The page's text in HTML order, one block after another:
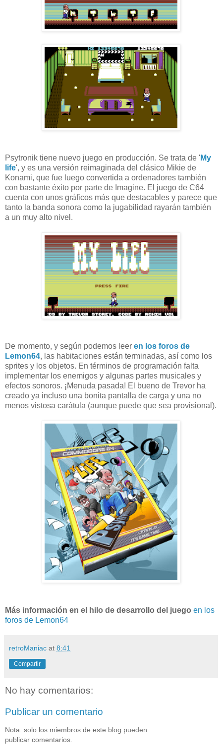
Psytronik tiene nuevo juego en producción. Se trata de 'My
life', y es una versión reimaginada del clásico Mikie de
Konami, que fue luego convertida a ordenadores también
con bastante éxito por parte de Imagine. El juego de C64
cuenta con unos gráficos más que destacables y parece que
tanto la banda sonora como la jugabilidad rayarán también
a un muy alto nivel.
De momento, y según podemos leer en los foros de
Lemon64, las habitaciones están terminadas, así como los
sprites y los objetos. En términos de programación falta
implementar los enemigos y algunas partes musicales y
efectos sonoros. ¡Menuda pasada! El bueno de Trevor ha
creado ya incluso una bonita pantalla de carga y una no
menos vistosa carátula (aunque puede que sea provisional).
Más información en el hilo de desarrollo del juego en los
foros de Lemon64
retroManiac at 8:41
Compartir
No hay comentarios:
Publicar un comentario
Nota: solo los miembros de este blog pueden
publicar comentarios.